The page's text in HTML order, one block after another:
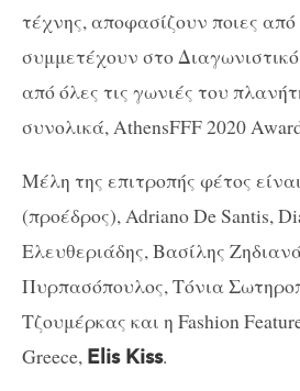
τέχνης, αποφασίζουν ποιες από
συμμετέχουν στο
από όλες τις γωνιές του
συνολικά, AthensFFF 2020
Μέλη της επιτροπής φέτος
(προέδρος), Adriano De Santis,
Ελευθεριάδης, Βασίλης
Πυρπασόπουλος, Τόνια
Τζουμέρκας και η Fashion
Greece, Elis Kiss.